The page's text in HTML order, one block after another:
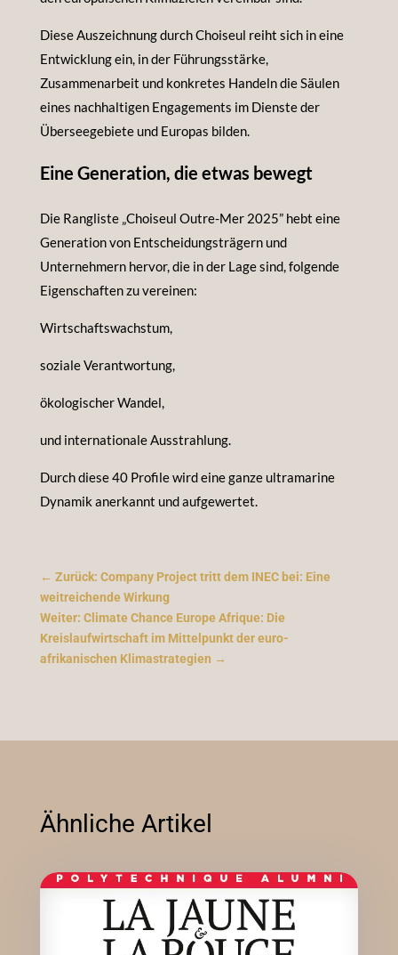
Diese Auszeichnung durch Choiseul reiht sich in eine
Entwicklung ein, in der Führungsstärke,
Zusammenarbeit und konkretes Handeln die Säulen
eines nachhaltigen Engagements im Dienste der
Überseegebiete und Europas bilden.
Eine Generation, die etwas bewegt
Die Rangliste „Choiseul Outre-Mer 2025” hebt eine
Generation von Entscheidungsträgern und
Unternehmern hervor, die in der Lage sind, folgende
Eigenschaften zu vereinen:
Wirtschaftswachstum,
soziale Verantwortung,
ökologischer Wandel,
und internationale Ausstrahlung.
Durch diese 40 Profile wird eine ganze ultramarine
Dynamik anerkannt und aufgewertet.
← Zurück: Company Project tritt dem INEC bei: Eine
weitreichende Wirkung
Weiter: Climate Chance Europe Afrique: Die
Kreislaufwirtschaft im Mittelpunkt der euro-
afrikanischen Klimastrategien →
Ähnliche Artikel